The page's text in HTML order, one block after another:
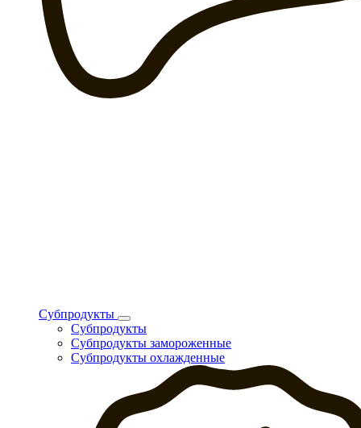
Субпродукты
Субпродукты
Субпродукты замороженные
Субпродукты охлажденные